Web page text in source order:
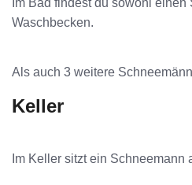
Im Bad findest du sowohl
Waschbecken.
Als auch 3 weitere
Keller
Im Keller sitzt ein Schneemann